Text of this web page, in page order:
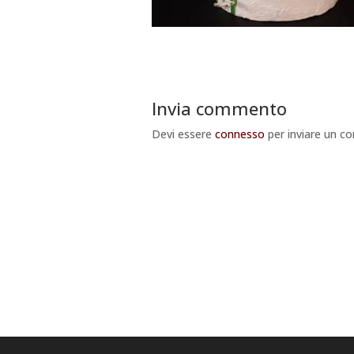
Invia commento
Devi essere connesso per inviare un